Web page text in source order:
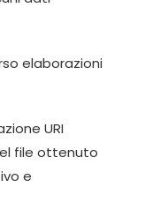
elaborazioni
URI
file ottenuto
e